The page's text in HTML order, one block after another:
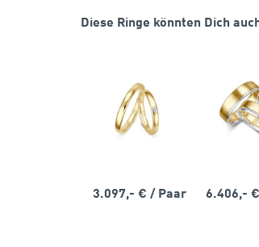
Diese Ringe könnten Dich
3.097,- € / Paar 6.406,-